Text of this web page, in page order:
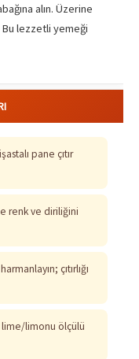
alın. Üzerine
lezzetli yemeği
pane çıtır
renk ve diriliğini
çıtırlığı
lime/limonu ölçülü